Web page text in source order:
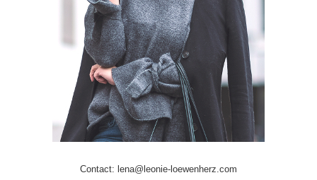
Contact: lena@leonie-loewenherz.com